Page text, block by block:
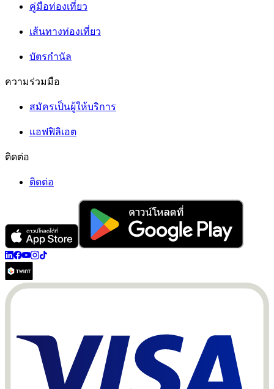
คู่มือท่องเที่ยว
เส้นทางท่องเที่ยว
บัตรกำนัล
ความร่วมมือ
สมัครเป็นผู้ให้บริการ
แอฟฟิลิเอต
ติดต่อ
ติดต่อ